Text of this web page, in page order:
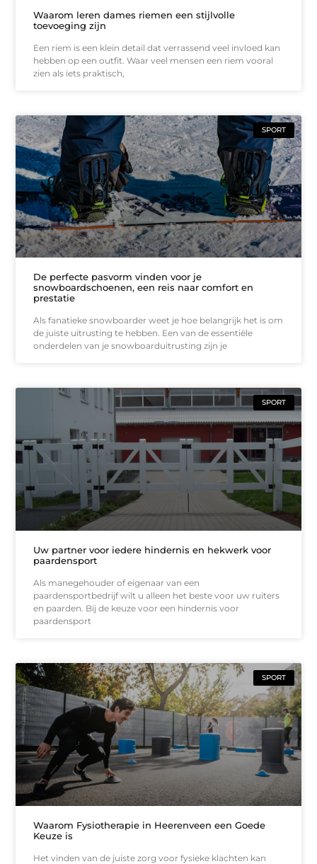
Waarom leren dames riemen een stijlvolle
toevoeging zijn
Een riem is een klein detail dat verrassend veel invloed kan
hebben op een outfit. Waar veel mensen een riem vooral
zien als iets praktisch,
SPORT
De perfecte pasvorm vinden voor je
snowboardschoenen, een reis naar comfort en
prestatie
Als fanatieke snowboarder weet je hoe belangrijk het is om
de juiste uitrusting te hebben. Een van de essentiële
onderdelen van je snowboarduitrusting zijn je
SPORT
Uw partner voor iedere hindernis en hekwerk voor
paardensport
Als manegehouder of eigenaar van een
paardensportbedrijf wilt u alleen het beste voor uw ruiters
en paarden. Bij de keuze voor een hindernis voor
paardensport
SPORT
Waarom Fysiotherapie in Heerenveen een Goede
Keuze is
Het vinden van de juiste zorg voor fysieke klachten kan